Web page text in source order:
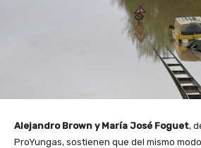
Alejandro Brown y María José Foguet,
ProYungas, sostienen que del mismo